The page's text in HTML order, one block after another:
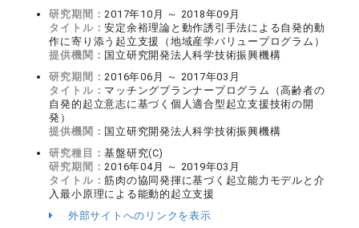
研究期間：2017年10月 ～ 2018年09月
タイトル：安定余裕理論と動作誘引手法による自発的動
作に寄り添う起立支援（地域産学バリュープログラム）
提供機関： 国立研究開発法人科学技術振興機構
研究期間：2016年06月 ～ 2017年03月
タイトル： マッチングプランナープログラム（高齢者の
自発的起立意志に基づく個人適合型起立支援技術の開
発）
提供機関： 国立研究開発法人科学技術振興機構
研究種目：基盤研究(C)
研究期間：2016年04月 ～ 2019年03月
タイトル：筋肉の協同発揮に基づく起立能力モデルと介
入最小原理による能動的起立支援
外部サイトへのリンクを表示